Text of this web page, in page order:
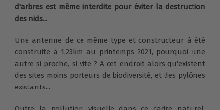
d'arbres est même interdite pour éviter la destruction
des nids...
Une antenne de ce même type et constructeur à été
construite à 1,23km au printemps 2021, pourquoi une
autre si proche, si vite ? A cet endroit alors qu'existent
des sites moins porteurs de biodiversité, et des pylônes
existants...